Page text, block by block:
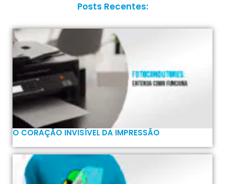
Posts Recentes:
O CORAÇÃO INVISÍVEL DA IMPRESSÃO